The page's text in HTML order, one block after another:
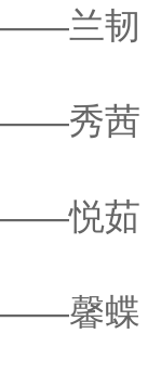
兰韧
秀茜
悦茹
馨蝶